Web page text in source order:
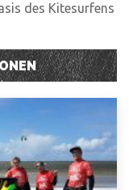
des Kitesurfens